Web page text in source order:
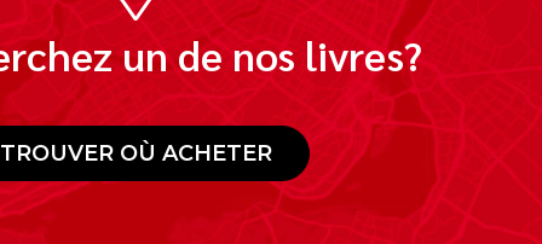
un de nos livres?
TROUVER OÙ ACHETER